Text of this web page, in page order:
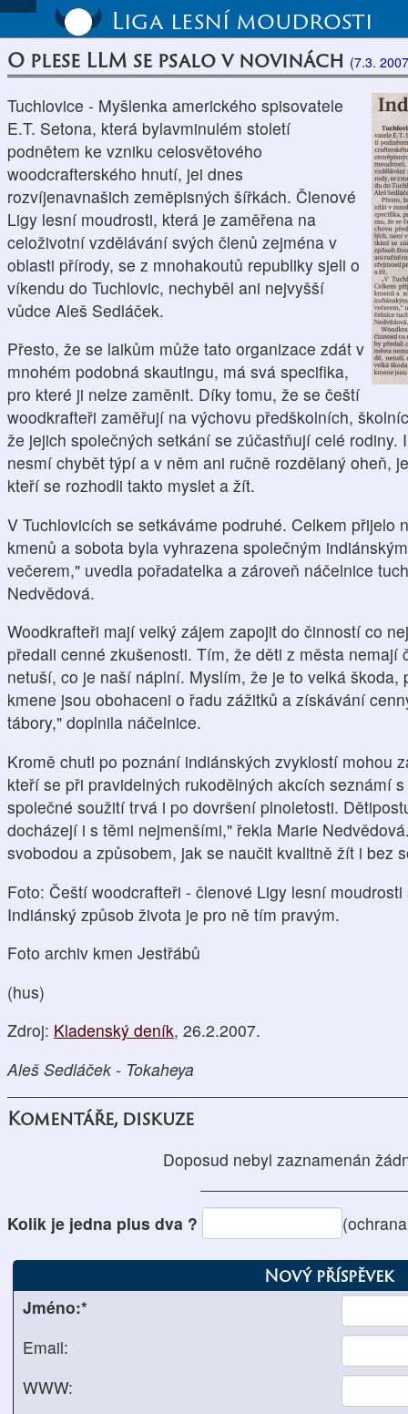
Liga lesní moudrosti
O plese LLM se psalo v novinách (7.3.
Tuchlovice - Myšlenka amerického spisovatele
E.T. Setona, která bylavminulém století
podnětem ke vzniku celosvětového
woodcrafterského hnutí, jei dnes
rozvíjenavnašich zeměpisných šířkách. Členové
Ligy lesní moudrosti, která je zaměřena na
celoživotní vzdělávání svých členů zejména v
oblasti přírody, se z mnohakoutů republiky sjeli o
víkendu do Tuchlovic, nechyběl ani nejvyšší
vůdce Aleš Sedláček.
Přesto, že se laikům může tato organizace zdát v
mnohém podobná skautingu, má svá specifika,
pro které ji nelze zaměnit. Díky tomu, že se čeští
woodkrafteři zaměřují na výchovu předškolních,
že jejich společných setkání se zúčastňují celé rodiny.
nesmí chybět týpí a v něm ani ručně rozdělaný oheň,
kteří se rozhodli takto myslet a žít.
V Tuchlovicích se setkáváme podruhé. Celkem přijelo
kmenů a sobota byla vyhrazena společným
večerem," uvedla pořadatelka a zároveň náčelnice
Nedvědová.
Woodkrafteři mají velký zájem zapojit do činností co
předali cenné zkušenosti. Tím, že děti z města nemají
netuší, co je naší náplní. Myslím, že je to velká
kmene jsou obohaceni o řadu zážitků a získávání
tábory," doplnila náčelnice.
Kromě chuti po poznání indiánských zvyklostí mohou
kteří se při pravidelných rukodělných akcích seznámí
společné soužití trvá i po dovršení plnoletosti.
docházejí i s těmi nejmenšími," řekla Marie
svobodou a způsobem, jak se naučit kvalitně žít i bez
Foto: Čeští woodcrafteři - členové Ligy lesní
Indiánský způsob života je pro ně tím pravým.
Foto archiv kmen Jestřábů
(hus)
Zdroj: Kladenský deník, 26.2.2007.
Aleš Sedláček - Tokaheya
Komentáře, diskuze
Doposud nebyl zaznamenán
Kolik je jedna plus dva ?
Nový příspěvek
Jméno:*
Email:
WWW: